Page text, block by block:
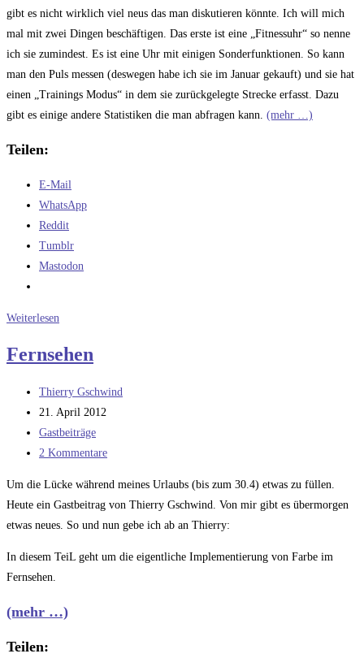
gibt es nicht wirklich viel neus das man diskutieren könnte. Ich will mich
mal mit zwei Dingen beschäftigen. Das erste ist eine „Fitnessuhr“ so nenne
ich sie zumindest. Es ist eine Uhr mit einigen Sonderfunktionen. So kann
man den Puls messen (deswegen habe ich sie im Januar gekauft) und sie hat
einen „Trainings Modus“ in dem sie zurückgelegte Strecke erfasst. Dazu
gibt es einige andere Statistiken die man abfragen kann. (mehr …)
Teilen:
E-Mail
WhatsApp
Reddit
Tumblr
Mastodon
Weiterlesen
Uhr
ein
MP3
Player
von
dem
sich
keiner
Fernsehen
Beitrags-
Autor:
Thierry Gschwind
Beitrag
veröffentlicht:
21. April 2012
Beitrags-
Kategorie:
Gastbeiträge
Beitrags-
2 Kommentare
Um die Lücke während meines Urlaubs (bis zum 30.4) etwas zu füllen.
Heute ein Gastbeitrag von Thierry Gschwind. Von mir gibt es übermorgen
etwas neues. So und nun gebe ich ab an Thierry:
In diesem TeiL geht um die eigentliche Implementierung von Farbe im
Fernsehen.
(mehr …)
Teilen: